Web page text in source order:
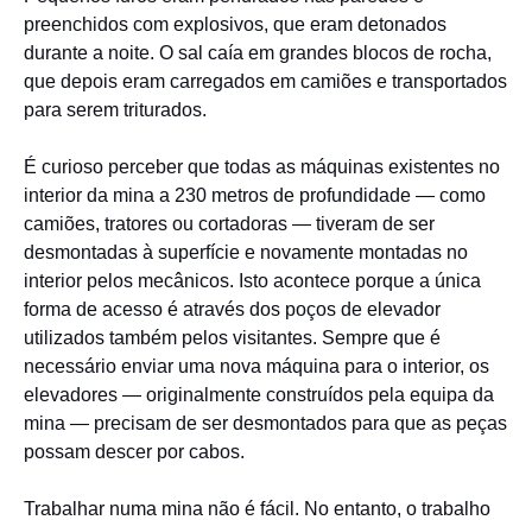
preenchidos com explosivos, que eram detonados
durante a noite. O sal caía em grandes blocos de rocha,
que depois eram carregados em camiões e transportados
para serem triturados.
É curioso perceber que todas as máquinas existentes no
interior da mina a 230 metros de profundidade — como
camiões, tratores ou cortadoras — tiveram de ser
desmontadas à superfície e novamente montadas no
interior pelos mecânicos. Isto acontece porque a única
forma de acesso é através dos poços de elevador
utilizados também pelos visitantes. Sempre que é
necessário enviar uma nova máquina para o interior, os
elevadores — originalmente construídos pela equipa da
mina — precisam de ser desmontados para que as peças
possam descer por cabos.
Trabalhar numa mina não é fácil. No entanto, o trabalho